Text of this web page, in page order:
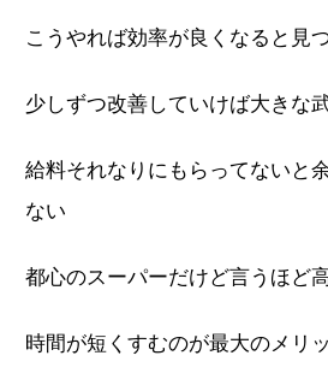
こうやれば効率が良くなると見
少しずつ改善していけば大きな
給料それなりにもらってないと
ない
都心のスーパーだけど言うほど
時間が短くすむのが最大のメリ